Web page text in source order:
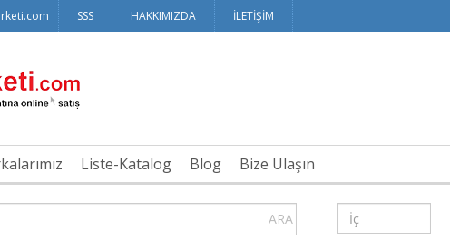
SSS HAKKIMIZDA İLETİŞİM
Liste-Katalog Blog Bize Ulaşın
ARA